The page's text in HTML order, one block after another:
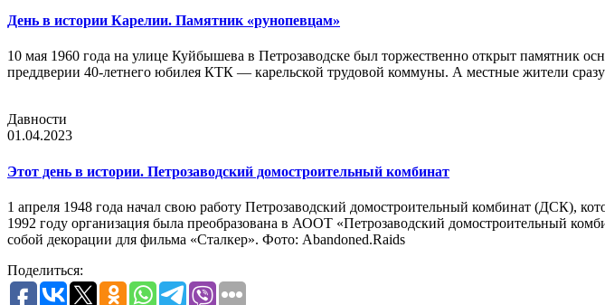
День в истории Карелии. Памятник «рунопевцам»
10 мая 1960 года на улице Куйбышева в Петрозаводске был торжественно открыт памятник
преддверии 40-летнего юбилея КТК — карельской трудовой коммуны. А местные жители
Давности
01.04.2023
Этот день в истории. Петрозаводский домостроительный комбинат
1 апреля 1948 года начал свою работу Петрозаводский домостроительный комбинат (ДСК),
1992 году организация была преобразована в АООТ «Петрозаводский домостроительный
собой декорации для фильма «Сталкер». Фото: Abandoned.Raids
Поделиться: